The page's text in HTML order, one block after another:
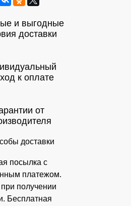
и выгодные
доставки
к оплате
от
доставки
посылка с
платежом.
получении
Бесплатная